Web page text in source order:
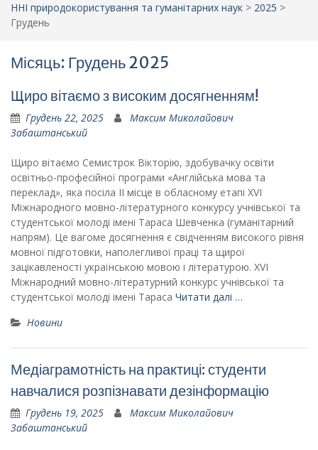
ННІ природокористування та гуманітарних наук > 2025 >
Грудень
Місяць: Грудень 2025
Щиро вітаємо з високим досягненням!
Грудень 22, 2025
Максим Миколайович
Забаштанський
Щиро вітаємо Семистрок Вікторію, здобувачку освіти
освітньо-професійної програми «Англійська мова та
переклад», яка посіла ІІ місце в обласному етапі XVI
Міжнародного мовно-літературного конкурсу учнівської та
студентської молоді імені Тараса Шевченка (гуманітарний
напрям). Це вагоме досягнення є свідченням високого рівня
мовної підготовки, наполегливої праці та щирої
зацікавленості українською мовою і літературою. XVI
Міжнародний мовно-літературний конкурс учнівської та
студентської молоді імені Тараса Читати далі …
Новини
Медіаграмотність на практиці: студенти
навчалися розпізнавати дезінформацію
Грудень 19, 2025
Максим Миколайович
Забаштанський